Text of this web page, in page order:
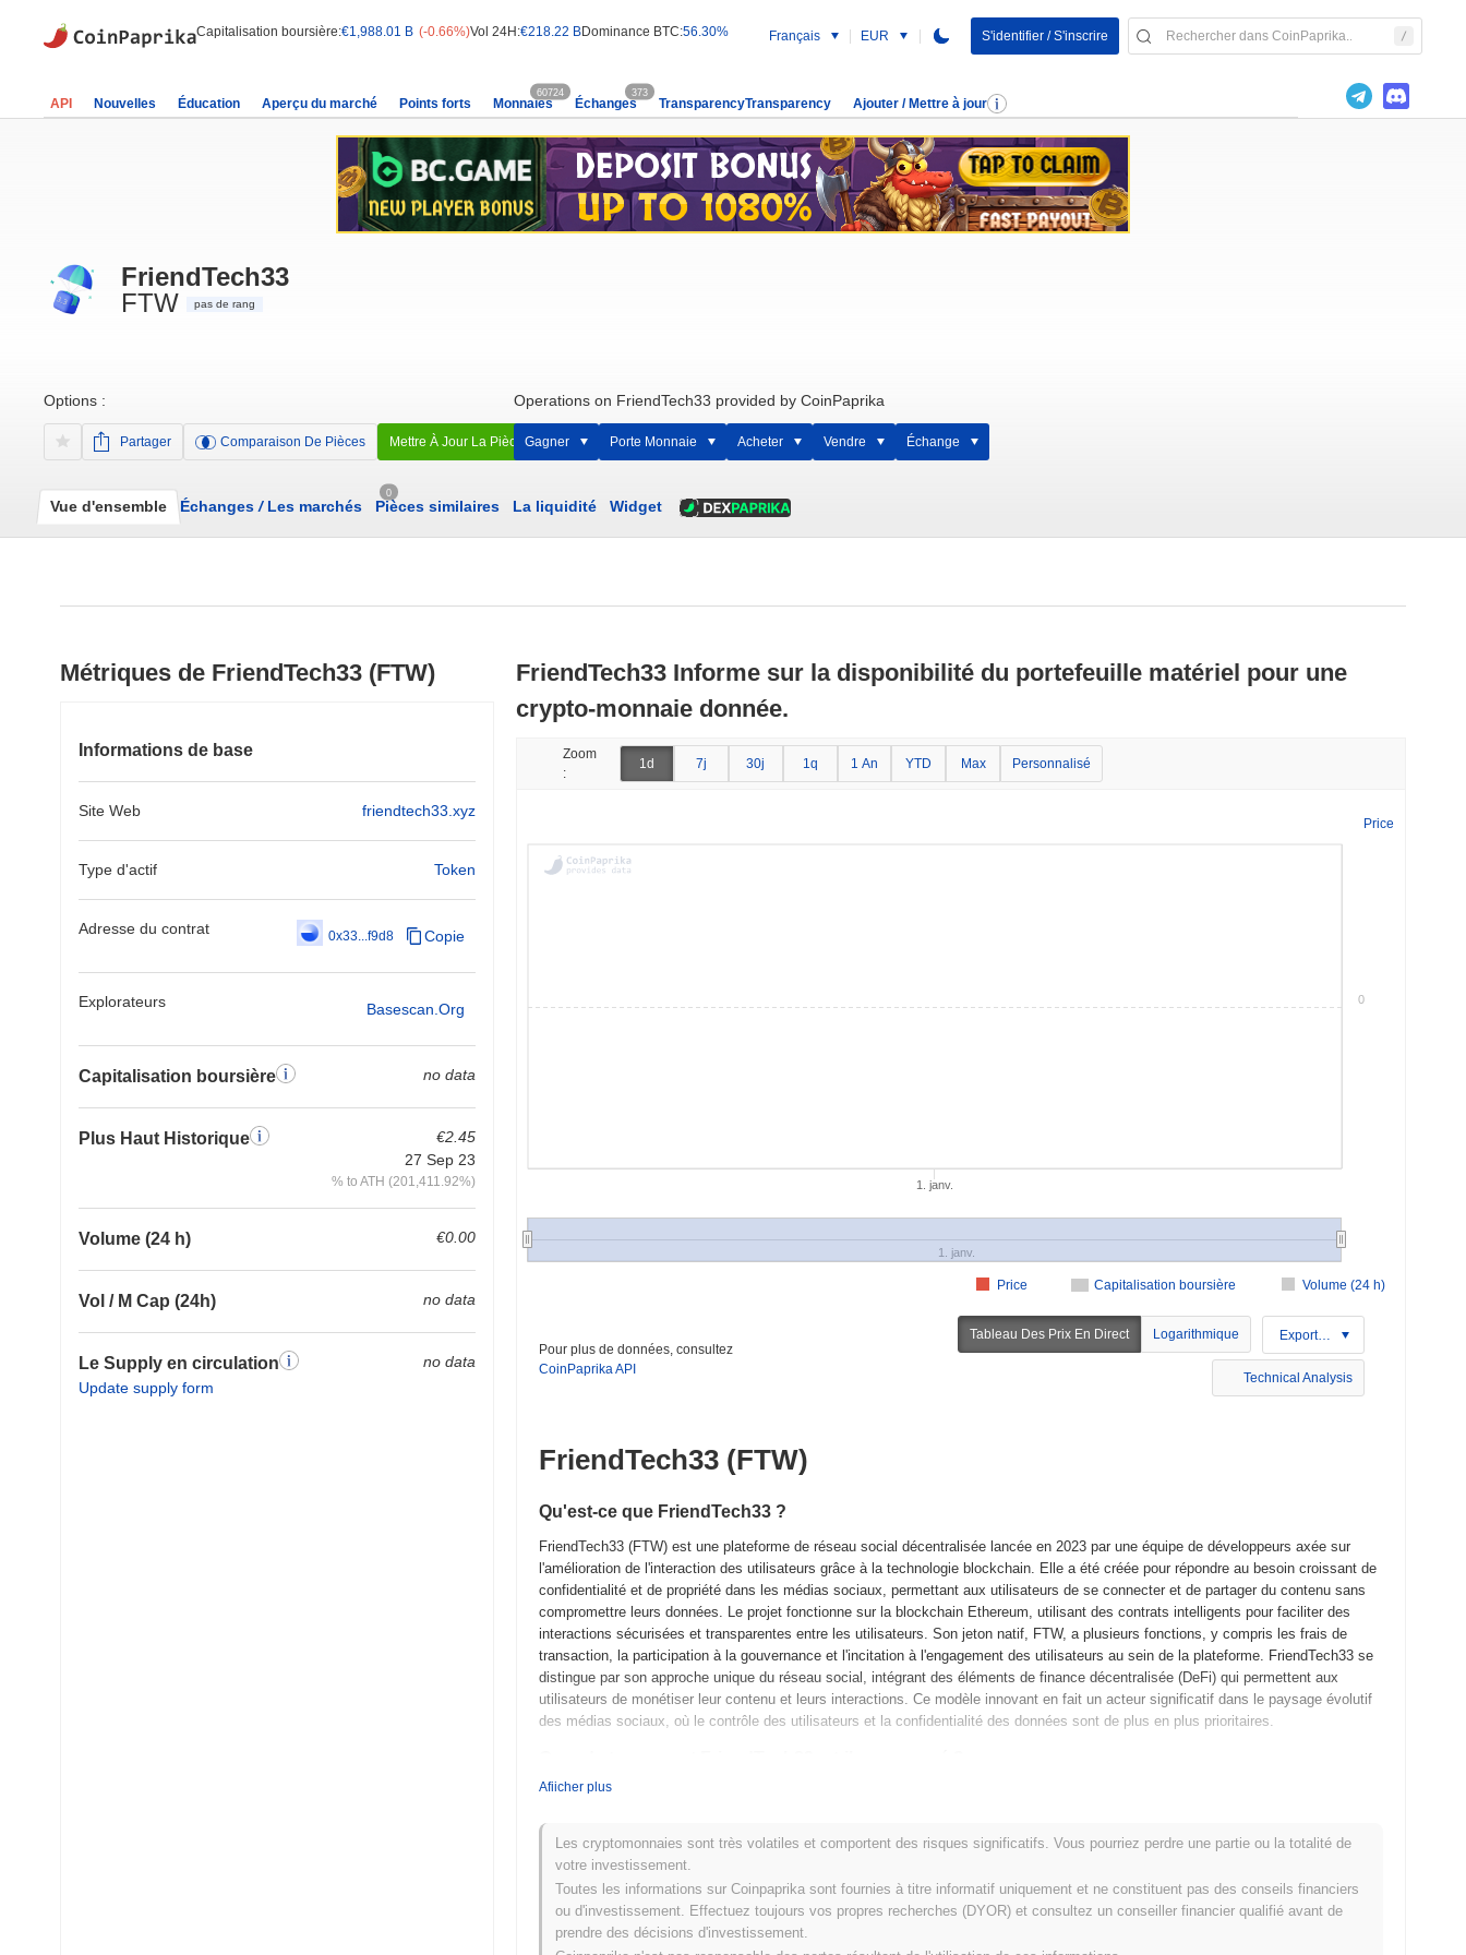
Capitalisation boursière:€1,988.01 B (-0.66%)Vol 24H:€218.22 BDominance BTC:56.30% Français EUR S'identifier / S'inscrire
API Nouvelles Éducation Aperçu du marché Points forts Monnaies
60724
Échanges
373
TransparencyTransparency Ajouter / Mettre à jour
FriendTech33
FTW
pas de rang
Options :
Partager Comparaison De Pièces Mettre À Jour La Pièce
Operations on FriendTech33 provided by CoinPaprika
Gagner Porte Monnaie Acheter Vendre Échange
Vue d'ensemble Échanges /Les marchés
0
Pièces similaires La liquidité Widget
Métriques de FriendTech33 (FTW)
Informations de base
Site Web friendtech33.xyz
Type d'actif Token
Adresse du contrat 0x33...f9d8 Copie
Explorateurs Basescan.org
Capitalisation boursière no data
Plus Haut Historique
€2.45
27 Sep 23
% to ATH (201,411.92%)
Volume (24 h) €0.00
Vol / M Cap (24h) no data
Le Supply en circulation
Update supply form
no data
FriendTech33 Informe sur la disponibilité du portefeuille matériel pour une
crypto-monnaie donnée.
Zoom
:
1d 7j 30j 1q 1 An YTD Max Personnalisé
Price
Capitalisation boursière Volume (24 h)
Price
1. janv.
1. janv.
0
Pour plus de données, consultez
CoinPaprika API
Tableau Des Prix En Direct Logarithmique Exportation
Technical Analysis
FriendTech33 (FTW)
Qu'est-ce que FriendTech33 ?
FriendTech33 (FTW) est une plateforme de réseau social décentralisée lancée en 2023 par une équipe de développeurs axée sur
l'amélioration de l'interaction des utilisateurs grâce à la technologie blockchain. Elle a été créée pour répondre au besoin croissant de
confidentialité et de propriété dans les médias sociaux, permettant aux utilisateurs de se connecter et de partager du contenu sans
compromettre leurs données. Le projet fonctionne sur la blockchain Ethereum, utilisant des contrats intelligents pour faciliter des
interactions sécurisées et transparentes entre les utilisateurs. Son jeton natif, FTW, a plusieurs fonctions, y compris les frais de
transaction, la participation à la gouvernance et l'incitation à l'engagement des utilisateurs au sein de la plateforme. FriendTech33 se
distingue par son approche unique du réseau social, intégrant des éléments de finance décentralisée (DeFi) qui permettent aux
utilisateurs de monétiser leur contenu et leurs interactions. Ce modèle innovant en fait un acteur significatif dans le paysage évolutif
des médias sociaux, où le contrôle des utilisateurs et la confidentialité des données sont de plus en plus prioritaires.
FriendTech33 a vu le jour en septembre 2023 lorsque l'équipe fondatrice a publié son livre blanc, décrivant la vision et le cadre
utilisateurs d'interagir avec la plateforme et de fournir des retours. Cette phase a été cruciale pour affiner la technologie et garantir
une expérience utilisateur robuste. Le mainnet a ensuite été lancé en novembre 2023, marquant la disponibilité publique officielle de
FriendTech33. Le développement initial s'est concentré sur la création d'une plateforme de réseau social décentralisée intégrant la
technologie blockchain pour améliorer les interactions des utilisateurs et la propriété des données. La distribution initiale des jetons a
eu lieu par le biais d'un modèle de lancement équitable en décembre 2023, permettant une large participation de la communauté sans
les contraintes des méthodes de financement traditionnelles. Ces étapes fondamentales ont établi les bases de la croissance de
Afiicher plus
Les cryptomonnaies sont très volatiles et comportent des risques significatifs. Vous pourriez perdre une partie ou la totalité de
votre investissement.
Toutes les informations sur Coinpaprika sont fournies à titre informatif uniquement et ne constituent pas des conseils financiers
ou d'investissement. Effectuez toujours vos propres recherches (DYOR) et consultez un conseiller financier qualifié avant de
prendre des décisions d'investissement.